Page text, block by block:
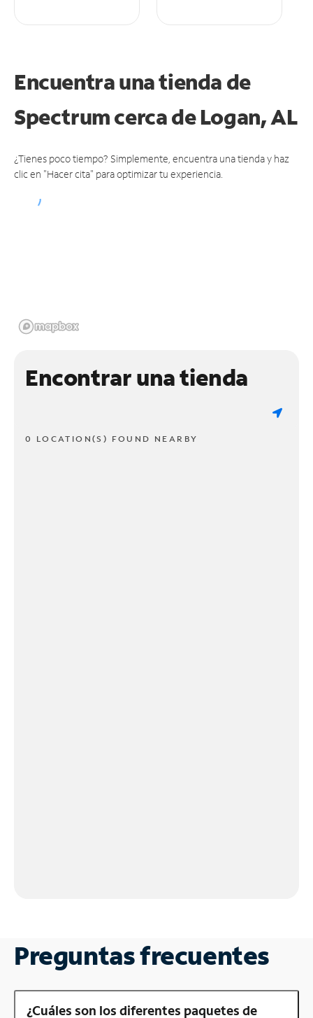
Encuentra una tienda de
Spectrumcerca de Logan, AL
¿Tienes poco tiempo? Simplemente, encuentra una tienda y haz
clic en "Hacer cita" para optimizar tu experiencia.
Encontrar una tienda
0 LOCATION(S) FOUND NEARBY
Preguntas frecuentes
¿Cuáles son los diferentes paquetes de